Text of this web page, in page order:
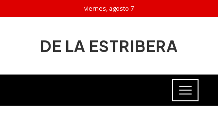
viernes, agosto 7
DE LA ESTRIBERA